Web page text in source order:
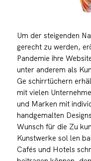
Um der steigenden
gerecht zu werden,
Pandemie ihre
unter anderem als
Ge schirrtüchern
mit vielen
und Marken mit
handgemalten
Wunsch für die Zu
Kunstwerke sol len
Cafés und Hotels